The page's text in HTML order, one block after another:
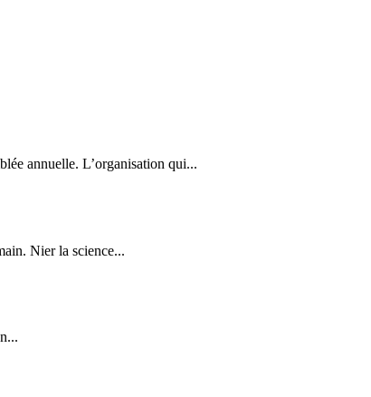
annuelle. L’organisation qui...
Nier la science...